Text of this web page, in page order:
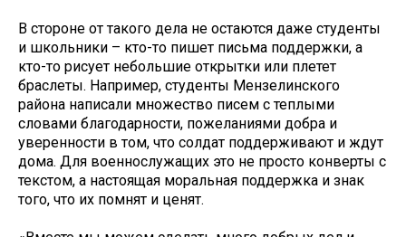
В стороне от такого дела не остаются даже студенты
и школьники – кто-то пишет письма поддержки, а
кто-то рисует небольшие открытки или плетет
браслеты. Например, студенты Мензелинского
района написали множество писем с теплыми
словами благодарности, пожеланиями добра и
уверенности в том, что солдат поддерживают и ждут
дома. Для военнослужащих это не просто конверты с
текстом, а настоящая моральная поддержка и знак
того, что их помнят и ценят.